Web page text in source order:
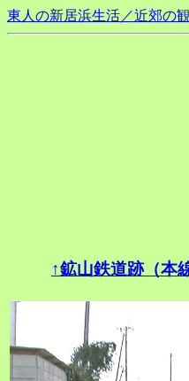
東人の新居浜生活／近郊の
↑鉱山鉄道跡（本